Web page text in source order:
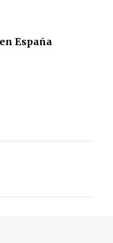
España